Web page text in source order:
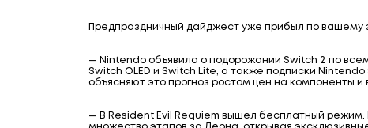
Предпраздничный дайджест уже прибыл по вашему
— Nintendo объявила о подорожании Switch 2 по
Switch OLED и Switch Lite, а также подписки
объясняют это прогноз ростом цен на компоненты
— В Resident Evil Requiem вышел бесплатный режим.